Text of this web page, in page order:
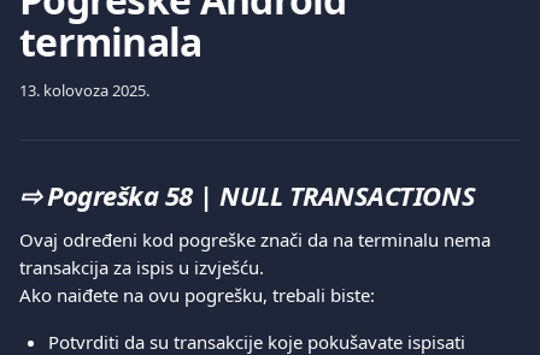
terminala
13. kolovoza 2025.
⇨ Pogreška 58 | NULL TRANSACTIONS
Ovaj određeni kod pogreške znači da na terminalu nema
transakcija za ispis u izvješću.
Ako naiđete na ovu pogrešku, trebali biste:
Potvrditi da su transakcije koje pokušavate ispisati